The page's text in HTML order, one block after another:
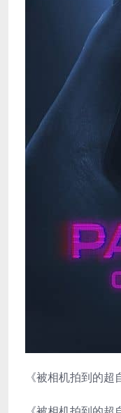
《被相机拍到的